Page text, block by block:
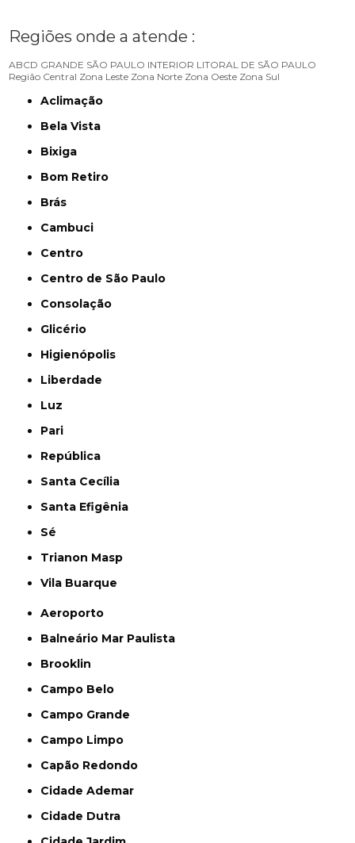
Regiões onde a atende :
ABCD GRANDE SÃO PAULO INTERIOR LITORAL DE SÃO PAULO
Região Central Zona Leste Zona Norte Zona Oeste Zona Sul
Aclimação
Bela Vista
Bixiga
Bom Retiro
Brás
Cambuci
Centro
Centro de São Paulo
Consolação
Glicério
Higienópolis
Liberdade
Luz
Pari
República
Santa Cecília
Santa Efigênia
Sé
Trianon Masp
Vila Buarque
Aeroporto
Balneário Mar Paulista
Brooklin
Campo Belo
Campo Grande
Campo Limpo
Capão Redondo
Cidade Ademar
Cidade Dutra